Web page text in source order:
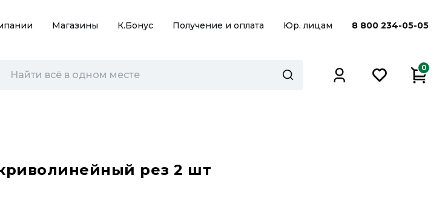
Магазины К.Бонус Получение и оплата Юр. лицам 8 800 234-05-05
0
рез 2 шт